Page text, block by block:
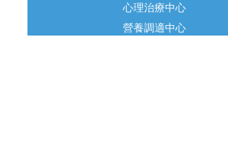
心理治療中心
營養調適中心